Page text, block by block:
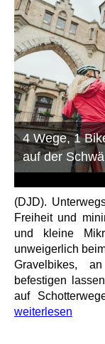
4 Wege, 1
auf der
(DJD).
Freiheit und
und kleine
unweigerlich
Gravelbikes,
befestigen
auf
weiterlesen